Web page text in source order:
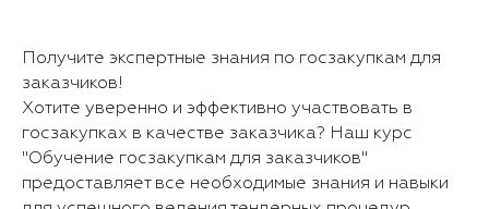
Получите экспертные знания по госзакупкам для
заказчиков!
Хотите уверенно и эффективно участвовать в
госзакупках в качестве заказчика? Наш курс
"Обучение госзакупкам для заказчиков"
предоставляет все необходимые знания и навыки